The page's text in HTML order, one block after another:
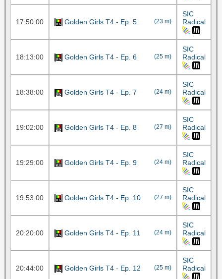
17:50:00 Golden Girls T4 - Ep. 5 (23 m)
SIC
Radical
18:13:00 Golden Girls T4 - Ep. 6 (25 m)
SIC
Radical
18:38:00 Golden Girls T4 - Ep. 7 (24 m)
SIC
Radical
19:02:00 Golden Girls T4 - Ep. 8 (27 m)
SIC
Radical
19:29:00 Golden Girls T4 - Ep. 9 (24 m)
SIC
Radical
19:53:00 Golden Girls T4 - Ep. 10 (27 m)
SIC
Radical
20:20:00 Golden Girls T4 - Ep. 11 (24 m)
SIC
Radical
20:44:00 Golden Girls T4 - Ep. 12 (25 m)
SIC
Radical